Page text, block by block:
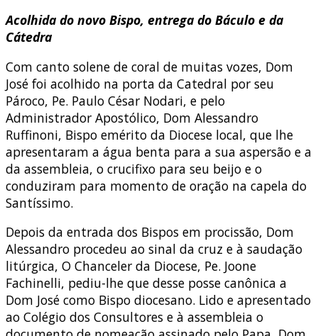
Acolhida do novo Bispo, entrega do Báculo e da
Cátedra
Com canto solene de coral de muitas vozes, Dom
José foi acolhido na porta da Catedral por seu
Pároco, Pe. Paulo César Nodari, e pelo
Administrador Apostólico, Dom Alessandro
Ruffinoni, Bispo emérito da Diocese local, que lhe
apresentaram a água benta para a sua aspersão e a
da assembleia, o crucifixo para seu beijo e o
conduziram para momento de oração na capela do
Santíssimo.
Depois da entrada dos Bispos em procissão, Dom
Alessandro procedeu ao sinal da cruz e à saudação
litúrgica, O Chanceler da Diocese, Pe. Joone
Fachinelli, pediu-lhe que desse posse canônica a
Dom José como Bispo diocesano. Lido e apresentado
ao Colégio dos Consultores e à assembleia o